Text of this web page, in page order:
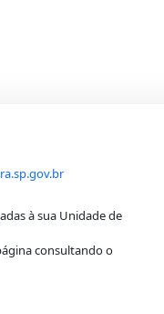
à sua Unidade de
consultando o